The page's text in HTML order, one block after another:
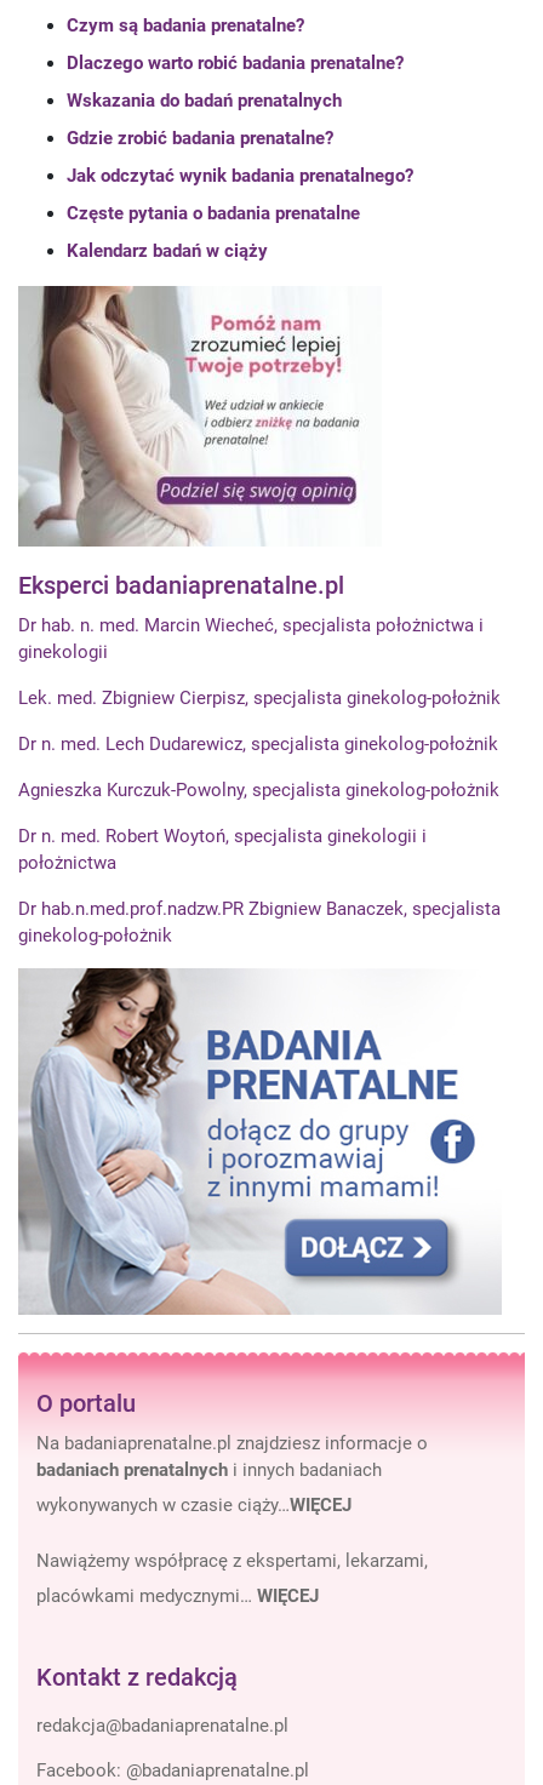
Czym są badania prenatalne?
Dlaczego warto robić badania prenatalne?
Wskazania do badań prenatalnych
Gdzie zrobić badania prenatalne?
Jak odczytać wynik badania prenatalnego?
Częste pytania o badania prenatalne
Kalendarz badań w ciąży
Eksperci badaniaprenatalne.pl
Dr hab. n. med. Marcin Wiecheć, specjalista położnictwa i
ginekologii
Lek. med. Zbigniew Cierpisz, specjalista ginekolog-położnik
Dr n. med. Lech Dudarewicz, specjalista ginekolog-położnik
Agnieszka Kurczuk-Powolny, specjalista ginekolog-położnik
Dr n. med. Robert Woytoń, specjalista ginekologii i
położnictwa
Dr hab.n.med.prof.nadzw.PR Zbigniew Banaczek, specjalista
ginekolog-położnik
O portalu
Na badaniaprenatalne.pl znajdziesz informacje o
badaniach prenatalnych i innych badaniach
wykonywanych w czasie ciąży…WIĘCEJ
Nawiążemy współpracę z ekspertami, lekarzami,
placówkami medycznymi… WIĘCEJ
Kontakt z redakcją
Facebook: @badaniaprenatalne.pl